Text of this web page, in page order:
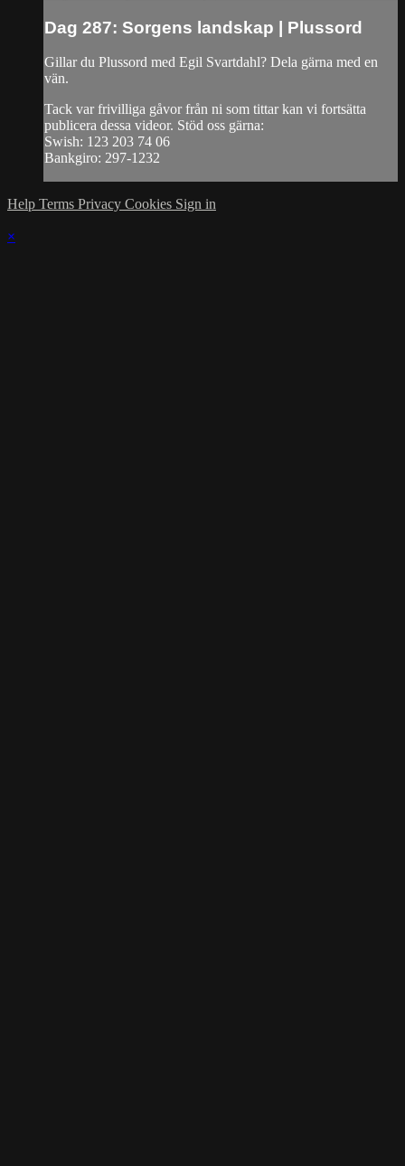
Dag 287: Sorgens landskap | Plussord
Gillar du Plussord med Egil Svartdahl? Dela gärna med en
vän.
Tack var frivilliga gåvor från ni som tittar kan vi fortsätta
publicera dessa videor. Stöd oss gärna:
Swish: 123 203 74 06
Bankgiro: 297-1232
Help Terms Privacy Cookies Sign in
×